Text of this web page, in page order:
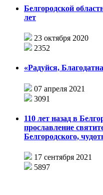
Белгородской
лет
23 октября 2020
2352
«Радуйся,
07 апреля 2021
3091
110 лет назад в
прославление
Белгородского,
17 сентября 2021
5897